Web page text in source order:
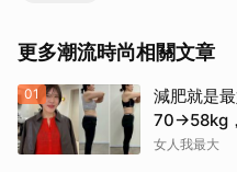
更多潮流時尚相關文章
01
減肥就是
70→58kg
女人我最大